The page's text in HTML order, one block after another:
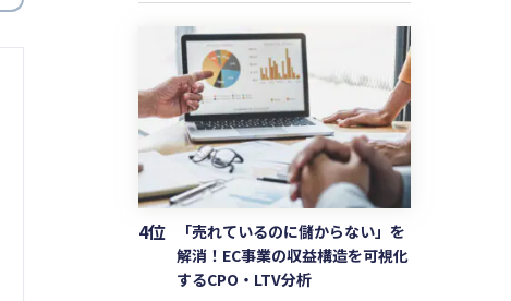
4位
「売れているのに儲からない」を
解消！EC事業の収益構造を可視化
するCPO・LTV分析